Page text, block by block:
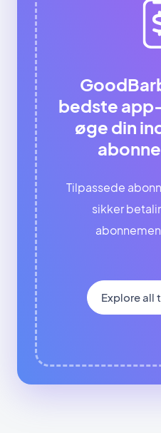
bedste
øge din
Tilpassede
sikker
Explore all